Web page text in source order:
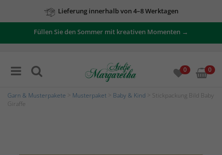
Lieferung innerhalb von 4–8 Werktagen
Füllen Sie den Sommer mit kreativen Momenten →
0 0
Garn & Musterpakete Musterpaket Baby & Kind > Stickpackung Bild Baby
Giraffe